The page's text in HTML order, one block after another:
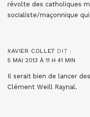
révolte des catholiques
socialiste/maçonnique qui
XAVIER COLLET DIT :
5 MAI 2013 À 11 H 41 MIN
Il serait bien de lancer
Clément Weill Raynal.